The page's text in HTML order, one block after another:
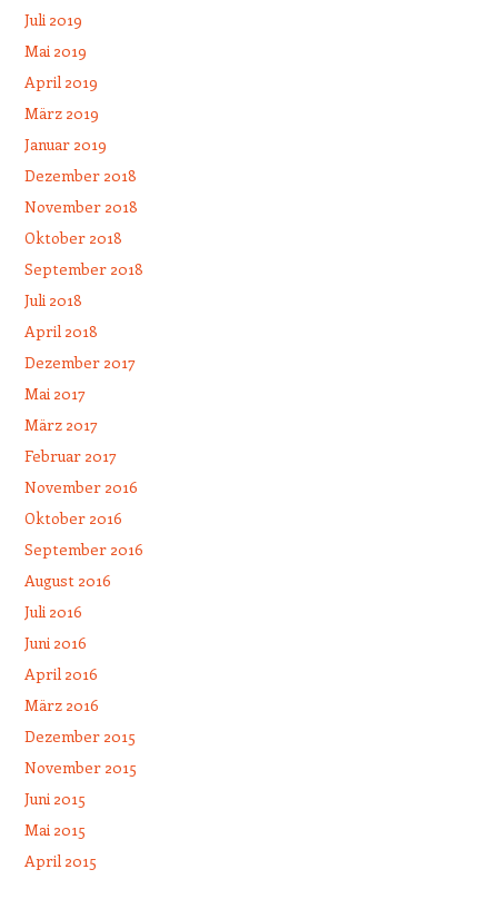
Juli 2019
Mai 2019
April 2019
März 2019
Januar 2019
Dezember 2018
November 2018
Oktober 2018
September 2018
Juli 2018
April 2018
Dezember 2017
Mai 2017
März 2017
Februar 2017
November 2016
Oktober 2016
September 2016
August 2016
Juli 2016
Juni 2016
April 2016
März 2016
Dezember 2015
November 2015
Juni 2015
Mai 2015
April 2015